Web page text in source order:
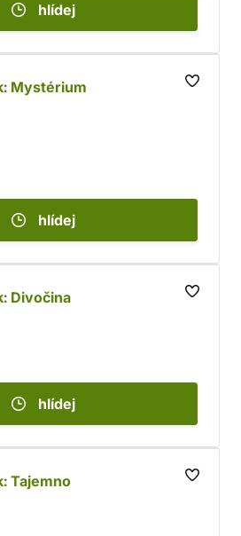
hlídej
Mystérium
hlídej
Divočina
hlídej
Tajemno